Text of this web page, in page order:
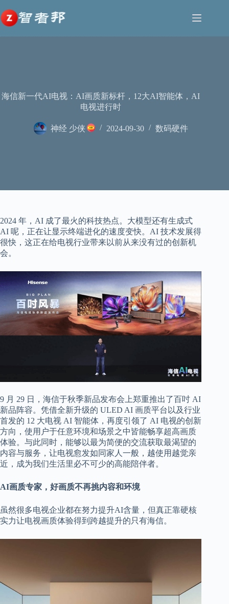
至
内
容
海信新一代AI电视：AI画质新标杆，12大AI智能体，AI
电视进行时
神经 少侠 2024-09-30 数码硬件
2024 年，AI 成了最火的科技热点。大模型还有生成式
AI 呢，正在让显示终端进化的速度变快。AI 技术发展得
很快，这正在给电视行业带来以前从来没有过的创新机
会。
9 月 29 日，海信于秋季新品发布会上郑重推出了百吋 AI
新品阵容。凭借全新升级的 ULED AI 画质平台以及行业
首发的 12 大电视 AI 智能体，再度引领了 AI 电视的创新
方向，使用户于任意环境和场景之中皆能畅享超高画质
体验。与此同时，能够以最为简便的交流获取最渴望的
内容与服务，让电视愈发如同家人一般，越使用越觉亲
近，成为我们生活里必不可少的高能陪伴者。
AI画质专家，好画质不再挑内容和环境
虽然很多电视企业都在努力提升AI含量，但真正靠硬核
实力让电视画质体验得到跨越提升的只有海信。